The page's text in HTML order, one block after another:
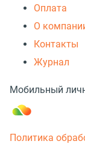
Оплата
О
Контакты
Журнал
Мобильный
Политика